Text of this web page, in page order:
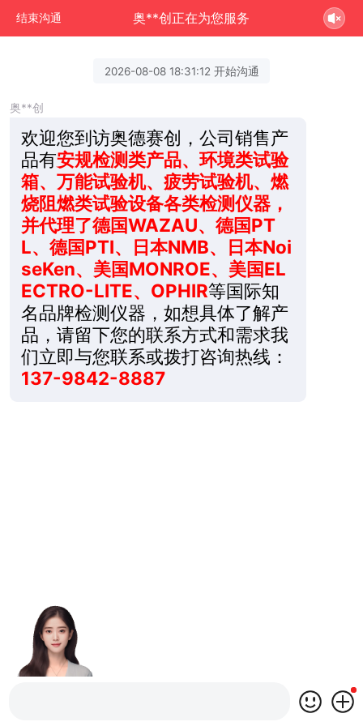
结束沟通 奥**创正在为您服务
2026-08-08 18:31:12 开始沟通
奥**创
欢迎您到访奥德赛创，公司销售产
品有安规检测类产品、环境类试验
箱、万能试验机、疲劳试验机、燃
烧阻燃类试验设备各类检测仪器，
并代理了德国WAZAU、德国PT
L、德国PTI、日本NMB、日本Noi
seKen、美国MONROE、美国EL
ECTRO-LITE、OPHIR等国际知
名品牌检测仪器，如想具体了解产
品，请留下您的联系方式和需求我
们立即与您联系或拨打咨询热线：
137-9842-8887